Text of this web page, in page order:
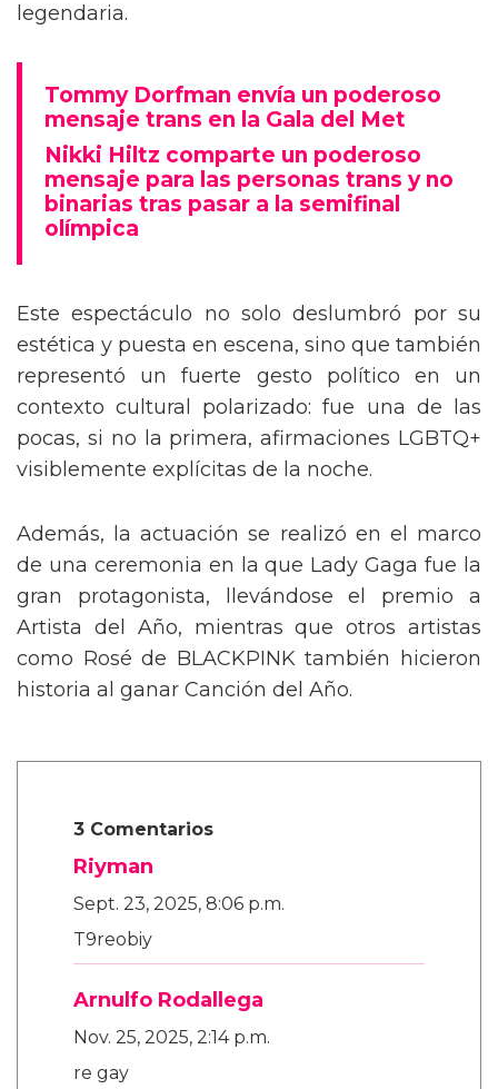
legendaria.
Tommy Dorfman envía un poderoso
mensaje trans en la Gala del Met
Nikki Hiltz comparte un poderoso
mensaje para las personas trans y no
binarias tras pasar a la semifinal
olímpica
Este espectáculo no solo deslumbró por su
estética y puesta en escena, sino que también
representó un fuerte gesto político en un
contexto cultural polarizado: fue una de las
pocas, si no la primera, afirmaciones LGBTQ+
visiblemente explícitas de la noche.
Además, la actuación se realizó en el marco
de una ceremonia en la que Lady Gaga fue la
gran protagonista, llevándose el premio a
Artista del Año, mientras que otros artistas
como Rosé de BLACKPINK también hicieron
historia al ganar Canción del Año.
3 Comentarios
Riyman
Sept. 23, 2025, 8:06 p.m.
T9reobiy
Arnulfo Rodallega
Nov. 25, 2025, 2:14 p.m.
re gay